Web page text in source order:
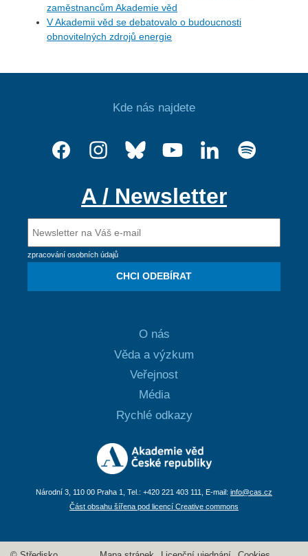
zaměstnancům Akademie věd
V Akademii věd se debatovalo o budoucnosti
obnovitelných zdrojů energie
Kde nás najdete
A / Newsletter
zpracování osobních údajů
CHCI ODEBÍRAT
O nás
Věda a výzkum
Veřejnost
Média
Rychlé odkazy
Národní 3, 110 00 Praha 1, Tel.: +420 221 403 111, E-mail: info@cas.cz
Část obsahu šířena pod licencí Creative commons